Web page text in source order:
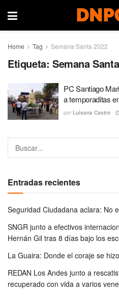
Home Tag Semana Santa 2022
Etiqueta: Semana
PC Santiago
a temporaditas
por Luisana Castro
Entradas recientes
Seguridad Ciudadana aclara: No
SNGR junto a efectivos
Hernán Gil tras 8 días bajo los
La Guaira: Donde el coraje se
REDAN Los Andes junto a
recuperado con vida a varios